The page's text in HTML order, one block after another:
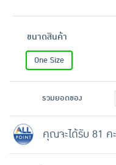
ขนาดสินค้า
One Size
รวมยอดของ
คุณจะได้รับ 81 ค